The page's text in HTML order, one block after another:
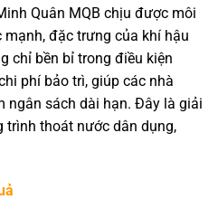
Quân MQB chịu được môi
đặc trưng của khí hậu
chỉ bền bỉ trong điều kiện
phí bảo trì, giúp các nhà
ngân sách dài hạn. Đây là giải
trình thoát nước dân dụng,